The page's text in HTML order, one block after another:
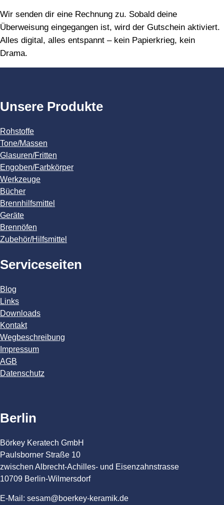
Wir senden dir eine Rechnung zu. Sobald deine
Überweisung eingegangen ist, wird der Gutschein aktiviert.
Alles digital, alles entspannt – kein Papierkrieg, kein
Drama.
Unsere Produkte
Rohstoffe
Tone/Massen
Glasuren/Fritten
Engoben/Farbkörper
Werkzeuge
Bücher
Brennhilfsmittel
Geräte
Brennöfen
Zubehör/Hilfsmittel
Serviceseiten
Blog
Links
Downloads
Kontakt
Wegbeschreibung
Impressum
AGB
Datenschutz
Berlin
Börkey Keratech GmbH
Paulsborner Straße 10
zwischen Albrecht-Achilles- und Eisenzahnstrasse
10709 Berlin-Wilmersdorf
E-Mail: sesam@boerkey-keramik.de